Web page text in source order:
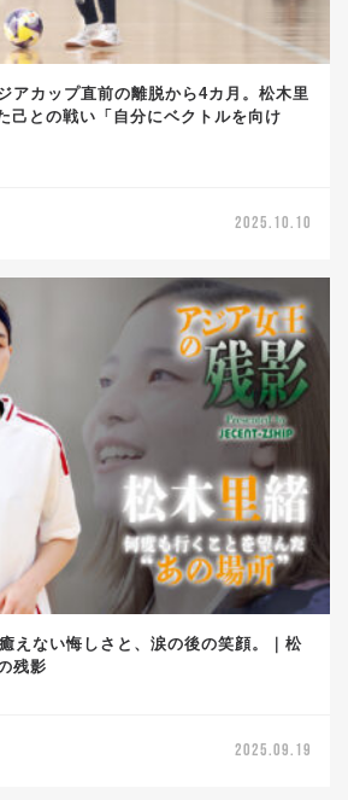
アカップ直前の離脱から4カ月。松木里
己との戦い「自分にベクトルを向け
2025.10.10
えない悔しさと、涙の後の笑顔。｜松
残影
2025.09.19